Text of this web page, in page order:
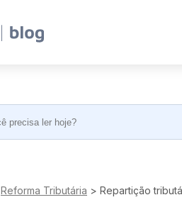
Reforma Tributária > Repartição